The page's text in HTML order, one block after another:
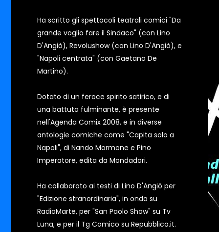
Ha scritto gli spettacoli teatrali comici "Da
grande voglio fare il Sindaco" (con Lino
D'Angiò), Revolushow (con Lino D'Angiò), e
"Napoli centrata" (con Gaetano De
Martino).
Dotato di un feroce spirito satirico, e di
una battuta fulminante, è presente
nell'Agenda Comix 2008, e in diverse
antologie comiche come "Capita solo a
Napoli", di Nando Mormone e Pino
Imperatore, edita da Mondadori.
Ha collaborato ai testi di Lino D'Angiò per
"Edizione stranordinaria", in onda su
RadioMarte, per "San Paolo Show" su Tv
Luna, e per il Tg Comico su Repubblica.it.